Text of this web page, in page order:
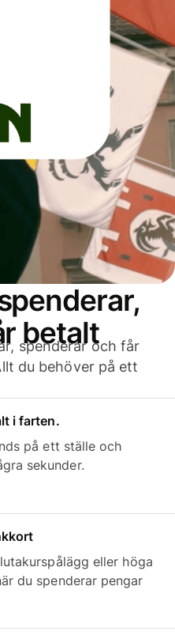
betalt
spenderar och får
du behöver på ett
i farten.
på ett ställe och
sekunder.
eller höga
du spenderar pengar